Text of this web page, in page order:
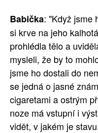
Babička: "Když jsme
si krve na jeho
prohlédla tělo a
mysleli, že by to
jsme ho dostali do
se jedná o jasné
cigaretami a ostrým
noze má vstupní i
vidět, v jakém je